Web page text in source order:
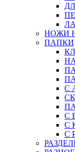
НОЖИ
ПАПКИ
С
С
С
С